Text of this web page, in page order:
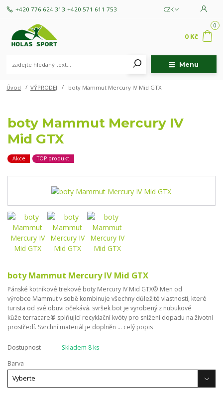
Menu
CZK
+420 776 624 313 +420 571 611 753
0
0 Kč
Úvod VÝPRODEJ boty Mammut Mercury IV Mid GTX
boty Mammut Mercury IV
Mid GTX
Akce TOP produkt
boty Mammut Mercury IV Mid GTX
Pánské kotníkové trekové boty Mercury IV Mid GTX® Men od
výrobce Mammut v sobě kombinuje všechny důležité vlastnosti, které
turista od své obuvi očekává. svršek bot je vyrobený z nubukové
kůže terracare® splňující recyklační kvóty pro snížení dopadu na životní
prostředí. Svrchní materiál je doplněn ... celý popis
Dostupnost
Skladem 8 ks
Barva